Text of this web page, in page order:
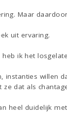
Maar
uit ervaring.
ik het
willen
dat als
heel duidelijk